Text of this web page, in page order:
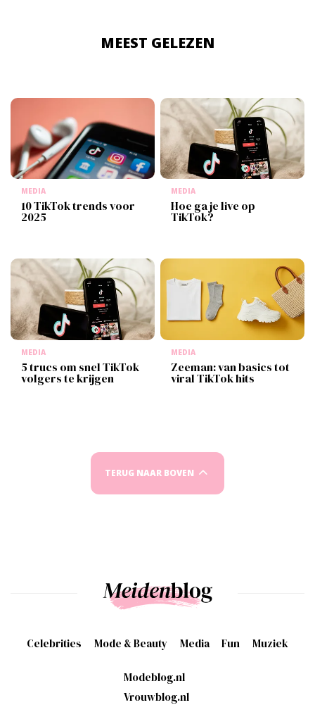
MEEST GELEZEN
MEDIA
10 TikTok trends voor
2025
MEDIA
Hoe ga je live op
TikTok?
MEDIA
5 trucs om snel TikTok
volgers te krijgen
MEDIA
Zeeman: van basics tot
viral TikTok hits
TERUG NAAR BOVEN
Celebrities Mode & Beauty Media Fun Muziek
Modeblog.nl
Vrouwblog.nl